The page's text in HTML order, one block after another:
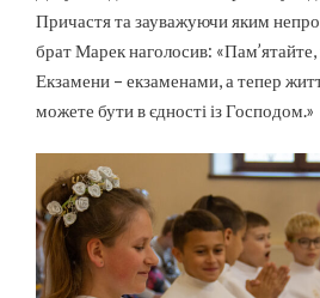
Причастя та зауважуючи яким
брат Марек наголосив:
Екзамени – екзаменами, а тепер
можете бути в єдності із Господом.»